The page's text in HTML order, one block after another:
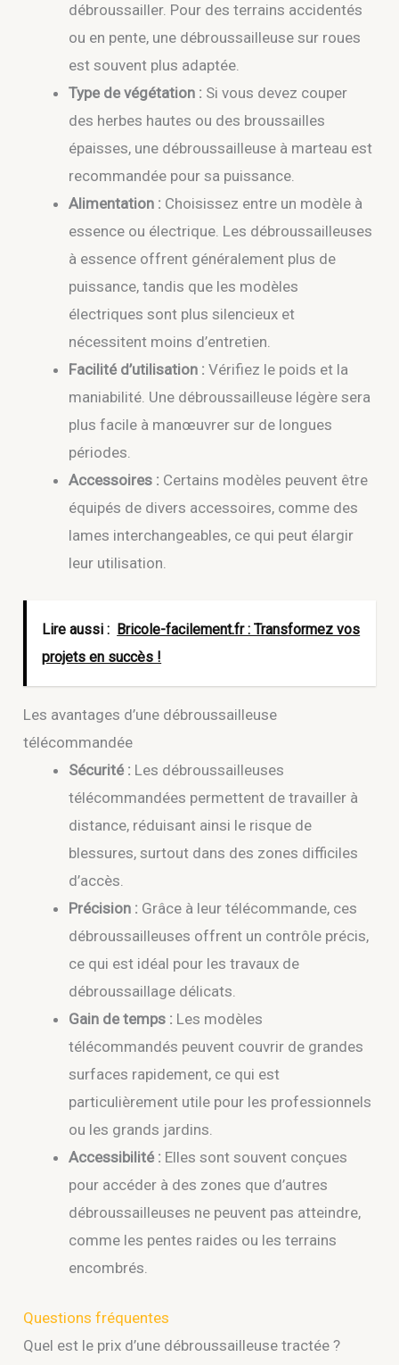
débroussailler. Pour des terrains accidentés
ou en pente, une débroussailleuse sur roues
est souvent plus adaptée.
Type de végétation : Si vous devez couper
des herbes hautes ou des broussailles
épaisses, une débroussailleuse à marteau est
recommandée pour sa puissance.
Alimentation : Choisissez entre un modèle à
essence ou électrique. Les débroussailleuses
à essence offrent généralement plus de
puissance, tandis que les modèles
électriques sont plus silencieux et
nécessitent moins d’entretien.
Facilité d’utilisation : Vérifiez le poids et la
maniabilité. Une débroussailleuse légère sera
plus facile à manœuvrer sur de longues
périodes.
Accessoires : Certains modèles peuvent être
équipés de divers accessoires, comme des
lames interchangeables, ce qui peut élargir
leur utilisation.
Lire aussi : Bricole-facilement.fr : Transformez vos
projets en succès !
Les avantages d’une débroussailleuse
télécommandée
Sécurité : Les débroussailleuses
télécommandées permettent de travailler à
distance, réduisant ainsi le risque de
blessures, surtout dans des zones difficiles
d’accès.
Précision : Grâce à leur télécommande, ces
débroussailleuses offrent un contrôle précis,
ce qui est idéal pour les travaux de
débroussaillage délicats.
Gain de temps : Les modèles
télécommandés peuvent couvrir de grandes
surfaces rapidement, ce qui est
particulièrement utile pour les professionnels
ou les grands jardins.
Accessibilité : Elles sont souvent conçues
pour accéder à des zones que d’autres
débroussailleuses ne peuvent pas atteindre,
comme les pentes raides ou les terrains
encombrés.
Questions fréquentes
Quel est le prix d’une débroussailleuse tractée ?